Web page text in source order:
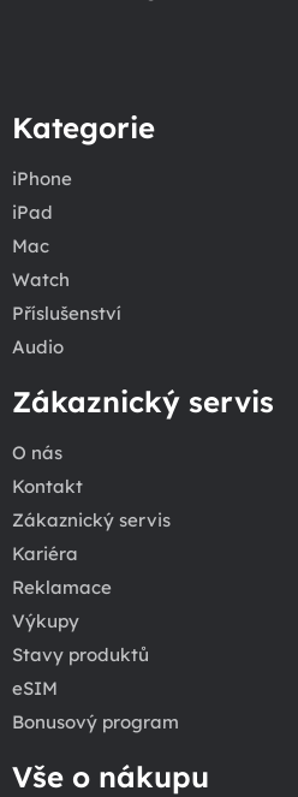
Kategorie
iPhone
iPad
Mac
Watch
Příslušenství
Audio
Zákaznický servis
O nás
Kontakt
Zákaznický servis
Kariéra
Reklamace
Výkupy
Stavy produktů
eSIM
Bonusový program
Vše o nákupu